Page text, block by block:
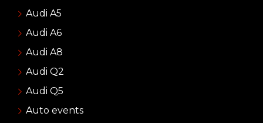
Audi A5
Audi A6
Audi A8
Audi Q2
Audi Q5
Auto events